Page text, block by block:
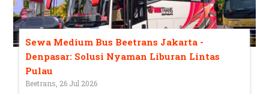
Sewa Medium Bus Beetrans Jakarta -
Denpasar: Solusi Nyaman Liburan Lintas
Pulau
Beetrans, 26 Jul 2026